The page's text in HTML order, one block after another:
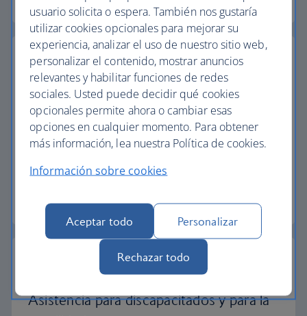
Pasaportes, visados y requisitos de
entrada
Asegúrese de tener los documentos correctos
para su viaje.
Consulte los requisitos para entrar
Asistencia para discapacitados y para la
usuario solicita o espera. También nos gustaría
utilizar cookies opcionales para mejorar su
experiencia, analizar el uso de nuestro sitio web,
personalizar el contenido, mostrar anuncios
relevantes y habilitar funciones de redes
sociales. Usted puede decidir qué cookies
opcionales permite ahora o cambiar esas
opciones en cualquier momento. Para obtener
más información, lea nuestra Política de cookies.
Información sobre cookies
Aceptar todo Personalizar
Rechazar todo